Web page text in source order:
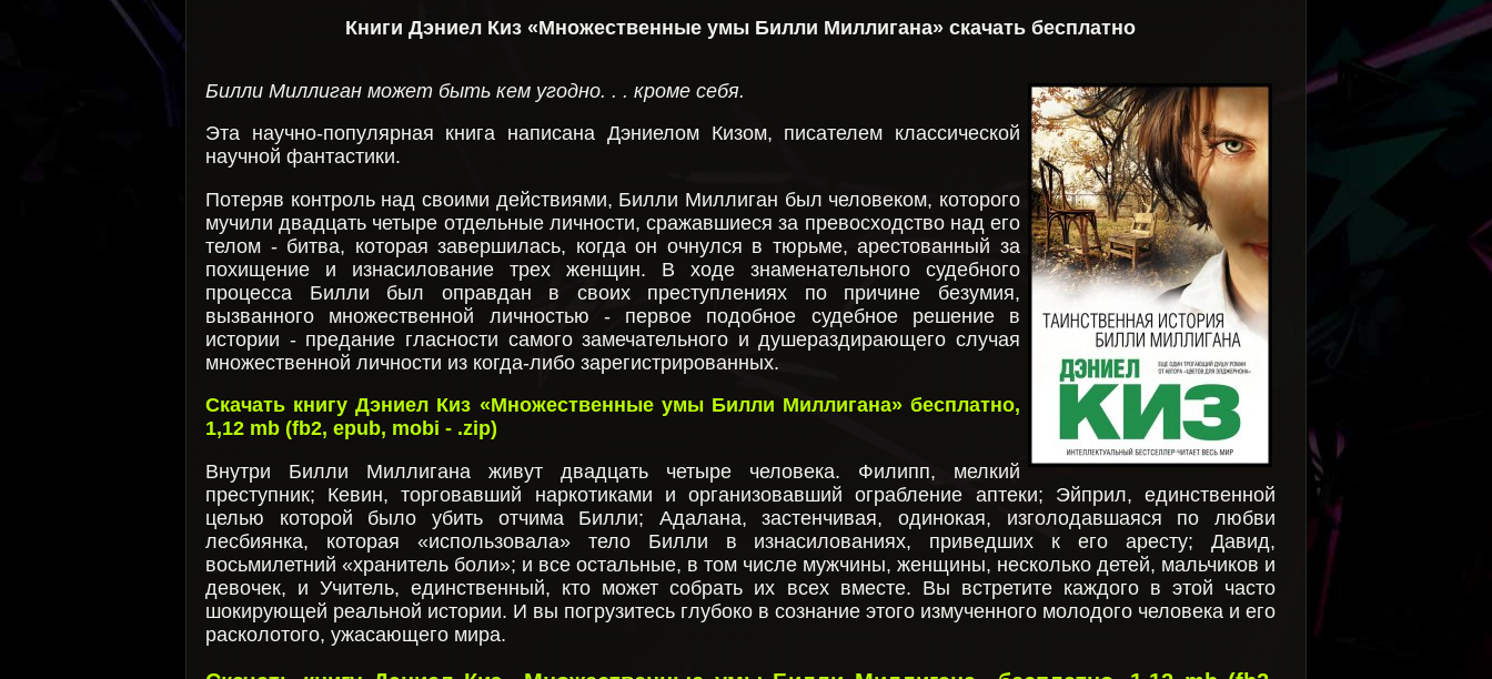
Книги Дэниел Киз «Множественные умы Билли Миллигана» скачать бесплатно
Билли Миллиган может быть кем угодно. . . кроме себя.
Эта научно-популярная книга написана Дэниелом Кизом, писателем классической
научной фантастики.
Потеряв контроль над своими действиями, Билли Миллиган был человеком, которого
мучили двадцать четыре отдельные личности, сражавшиеся за превосходство над его
телом - битва, которая завершилась, когда он очнулся в тюрьме, арестованный за
похищение и изнасилование трех женщин. В ходе знаменательного судебного
процесса Билли был оправдан в своих преступлениях по причине безумия,
вызванного множественной личностью - первое подобное судебное решение в
истории - предание гласности самого замечательного и душераздирающего случая
множественной личности из когда-либо зарегистрированных.
Скачать книгу Дэниел Киз «Множественные умы Билли Миллигана» бесплатно,
1,12 mb (fb2, epub, mobi - .zip)
Внутри Билли Миллигана живут двадцать четыре человека. Филипп, мелкий
преступник; Кевин, торговавший наркотиками и организовавший ограбление аптеки; Эйприл, единственной
целью которой было убить отчима Билли; Адалана, застенчивая, одинокая, изголодавшаяся по любви
лесбиянка, которая «использовала» тело Билли в изнасилованиях, приведших к его аресту; Давид,
восьмилетний «хранитель боли»; и все остальные, в том числе мужчины, женщины, несколько детей, мальчиков и
девочек, и Учитель, единственный, кто может собрать их всех вместе. Вы встретите каждого в этой часто
шокирующей реальной истории. И вы погрузитесь глубоко в сознание этого измученного молодого человека и его
расколотого, ужасающего мира.